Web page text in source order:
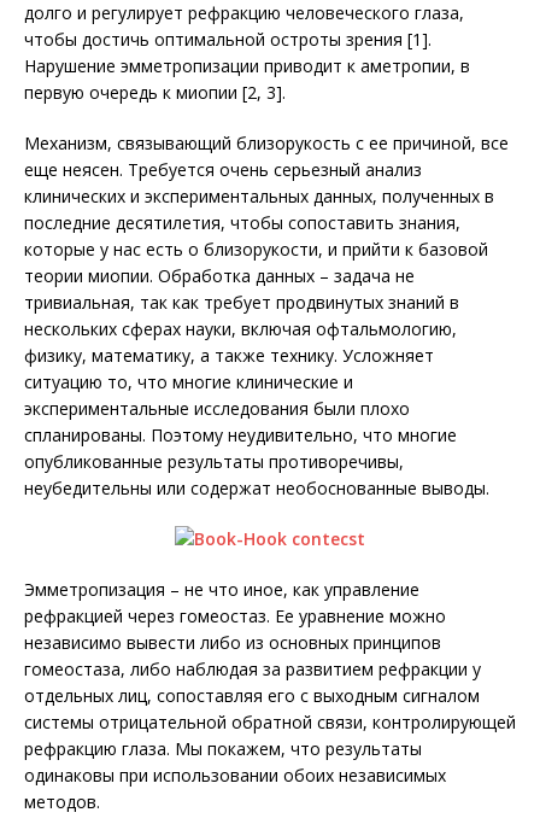
долго и регулирует рефракцию человеческого глаза,
чтобы достичь оптимальной остроты зрения [1].
Нарушение эмметропизации приводит к аметропии, в
первую очередь к миопии [2, 3].
Механизм, связывающий близорукость с ее причиной, все
еще неясен. Требуется очень серьезный анализ
клинических и экспериментальных данных, полученных в
последние десятилетия, чтобы сопоставить знания,
которые у нас есть о близорукости, и прийти к базовой
теории миопии. Обработка данных – задача не
тривиальная, так как требует продвинутых знаний в
нескольких сферах науки, включая офтальмологию,
физику, математику, а также технику. Усложняет
ситуацию то, что многие клинические и
экспериментальные исследования были плохо
спланированы. Поэтому неудивительно, что многие
опубликованные результаты противоречивы,
неубедительны или содержат необоснованные выводы.
Эмметропизация – не что иное, как управление
рефракцией через гомеостаз. Ее уравнение можно
независимо вывести либо из основных принципов
гомеостаза, либо наблюдая за развитием ре­фракции у
отдельных лиц, сопоставляя его с выходным сигналом
системы отрицательной обратной связи, контролирующей
рефракцию глаза. Мы покажем, что результаты
одинаковы при использовании обоих независимых
методов.